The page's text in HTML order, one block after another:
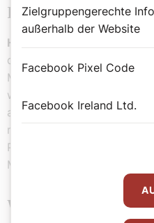
Ländern
Heine-Geldern:
den Iran. Dort gibt es eine
Minderheit, die armenisch
weitgehend ihre Religion
andere christliche
missionieren. Daher ist es
Projekte im Iran zu
Missionstätigkeit oder
Welche
Zielgruppengerechte
außerhalb der Website
Facebook Pixel Code
Facebook Ireland Ltd.